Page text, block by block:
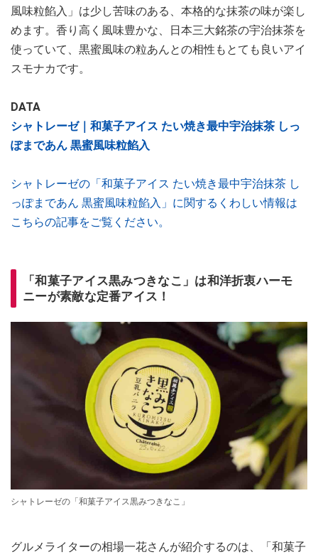
風味粒餡入」は少し苦味のある、本格的な抹茶の味が楽し
めます。香り高く風味豊かな、日本三大銘茶の宇治抹茶を
使っていて、黒蜜風味の粒あんとの相性もとても良いアイ
スモナカです。
DATA
シャトレーゼ｜和菓子アイス たい焼き最中宇治抹茶 しっ
ぽまであん 黒蜜風味粒餡入
シャトレーゼの「和菓子アイス たい焼き最中宇治抹茶 し
っぽまであん 黒蜜風味粒餡入」に関するくわしい情報は
こちらの記事をご覧ください。
「和菓子アイス黒みつきなこ」は和洋折衷ハーモ
ニーが素敵な定番アイス！
シャトレーゼの「和菓子アイス黒みつきなこ」
グルメライターの相場一花さんが紹介するのは、「和菓子